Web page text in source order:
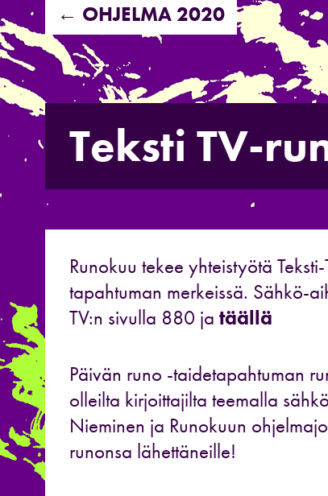
← OHJELMA 2020
Teksti TV-
Runokuu tekee yhteistyötä
tapahtuman merkeissä. Sähkö-
TV:n sivulla 880 ja täällä
Päivän runo -taidetapahtuman
olleilta kirjoittajilta teemalla
Nieminen ja Runokuun
runonsa lähettäneille!